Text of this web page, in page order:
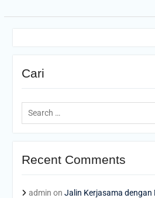
Cari
Search
for:
Recent Comments
admin on Jalin Kerjasama dengan